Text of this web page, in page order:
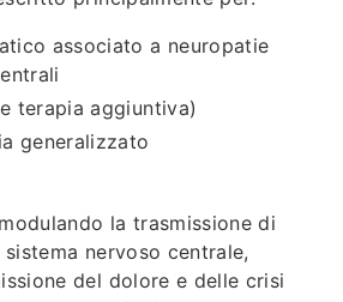
associato a neuropatie
terapia aggiuntiva)
generalizzato
la trasmissione di
nervoso centrale,
del dolore e delle crisi